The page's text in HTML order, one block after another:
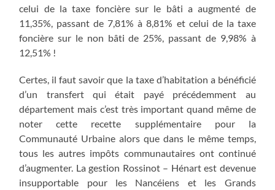
celui de la taxe foncière sur le bâti a augmenté de
11,35%, passant de 7,81% à 8,81% et celui de la taxe
foncière sur le non bâti de 25%, passant de 9,98% à
12,51% !
Certes, il faut savoir que la taxe d’habitation a bénéficié
d’un transfert qui était payé précédemment au
département mais c’est très important quand même de
noter cette recette supplémentaire pour la
Communauté Urbaine alors que dans le même temps,
tous les autres impôts communautaires ont continué
d’augmenter. La gestion Rossinot – Hénart est devenue
insupportable pour les Nancéiens et les Grands